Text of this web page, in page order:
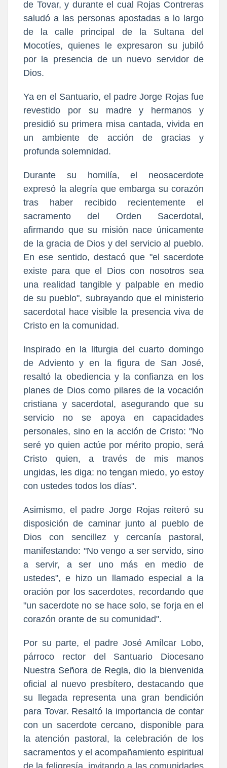
de Tovar, y durante el cual Rojas Contreras
saludó a las personas apostadas a lo largo
de la calle principal de la Sultana del
Mocotíes, quienes le expresaron su jubiló
por la presencia de un nuevo servidor de
Dios.
Ya en el Santuario, el padre Jorge Rojas fue
revestido por su madre y hermanos y
presidió su primera misa cantada, vivida en
un ambiente de acción de gracias y
profunda solemnidad.
Durante su homilía, el neosacerdote
expresó la alegría que embarga su corazón
tras haber recibido recientemente el
sacramento del Orden Sacerdotal,
afirmando que su misión nace únicamente
de la gracia de Dios y del servicio al pueblo.
En ese sentido, destacó que "el sacerdote
existe para que el Dios con nosotros sea
una realidad tangible y palpable en medio
de su pueblo", subrayando que el ministerio
sacerdotal hace visible la presencia viva de
Cristo en la comunidad.
Inspirado en la liturgia del cuarto domingo
de Adviento y en la figura de San José,
resaltó la obediencia y la confianza en los
planes de Dios como pilares de la vocación
cristiana y sacerdotal, asegurando que su
servicio no se apoya en capacidades
personales, sino en la acción de Cristo: "No
seré yo quien actúe por mérito propio, será
Cristo quien, a través de mis manos
ungidas, les diga: no tengan miedo, yo estoy
con ustedes todos los días".
Asimismo, el padre Jorge Rojas reiteró su
disposición de caminar junto al pueblo de
Dios con sencillez y cercanía pastoral,
manifestando: "No vengo a ser servido, sino
a servir, a ser uno más en medio de
ustedes", e hizo un llamado especial a la
oración por los sacerdotes, recordando que
"un sacerdote no se hace solo, se forja en el
corazón orante de su comunidad".
Por su parte, el padre José Amílcar Lobo,
párroco rector del Santuario Diocesano
Nuestra Señora de Regla, dio la bienvenida
oficial al nuevo presbítero, destacando que
su llegada representa una gran bendición
para Tovar. Resaltó la importancia de contar
con un sacerdote cercano, disponible para
la atención pastoral, la celebración de los
sacramentos y el acompañamiento espiritual